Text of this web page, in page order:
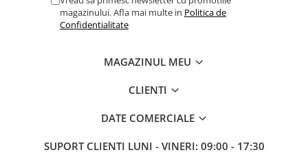
magazinului. Afla mai multe in Politica de
Confidentialitate
MAGAZINUL MEU
CLIENTI
DATE COMERCIALE
SUPORT CLIENTI LUNI - VINERI: 09:00 - 17:30